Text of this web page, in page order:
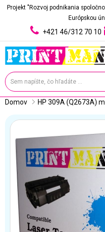
Projekt "Rozvoj podnikania
Európskou
+421 46/312 70 10
Domov HP 309A (Q2673A)